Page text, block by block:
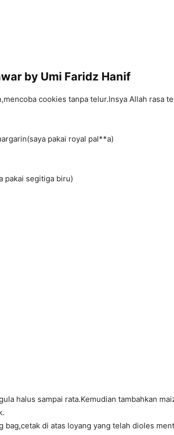
by Umi Faridz Hanif
cookies tanpa telur.Insya Allah rasa
pakai royal pal**a)
pakai segitiga biru)
halus sampai rata.Kemudian tambahkan
bag,cetak di atas loyang yang telah dioles